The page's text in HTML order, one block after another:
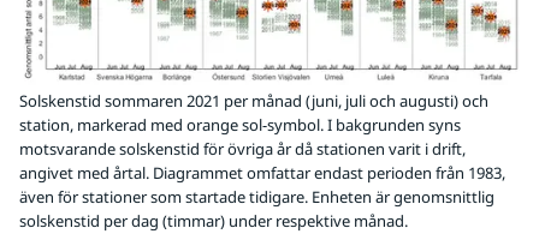
Solskenstid sommaren 2021 per månad (juni, juli och augusti) och
station, markerad med orange sol-symbol. I bakgrunden syns
motsvarande solskenstid för övriga år då stationen varit i drift,
angivet med årtal. Diagrammet omfattar endast perioden från 1983,
även för stationer som startade tidigare. Enheten är genomsnittlig
solskenstid per dag (timmar) under respektive månad.